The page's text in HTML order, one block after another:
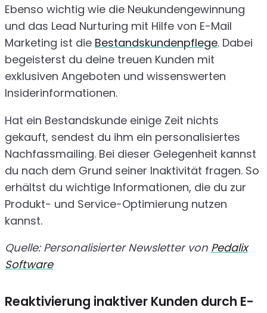
Ebenso wichtig wie die Neukundengewinnung
und das Lead Nurturing mit Hilfe von E-Mail
Marketing ist die Bestandskundenpflege. Dabei
begeisterst du deine treuen Kunden mit
exklusiven Angeboten und wissenswerten
Insiderinformationen.
Hat ein Bestandskunde einige Zeit nichts
gekauft, sendest du ihm ein personalisiertes
Nachfassmailing. Bei dieser Gelegenheit kannst
du nach dem Grund seiner Inaktivität fragen. So
erhältst du wichtige Informationen, die du zur
Produkt- und Service-Optimierung nutzen
kannst.
Quelle: Personalisierter Newsletter von Pedalix
Software
Reaktivierung inaktiver Kunden durch E-